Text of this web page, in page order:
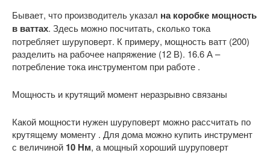
Бывает, что производитель указал на коробке мощность
в ваттах. Здесь можно посчитать, сколько тока
потребляет шуруповерт. К примеру, мощность ватт (200)
разделить на рабочее напряжение (12 В). 16.6 А –
потребление тока инструментом при работе .
Мощность и крутящий момент неразрывно связаны
Какой мощности нужен шуруповерт можно рассчитать по
крутящему моменту . Для дома можно купить инструмент
с величиной 10 Нм, а мощный хороший шуруповерт